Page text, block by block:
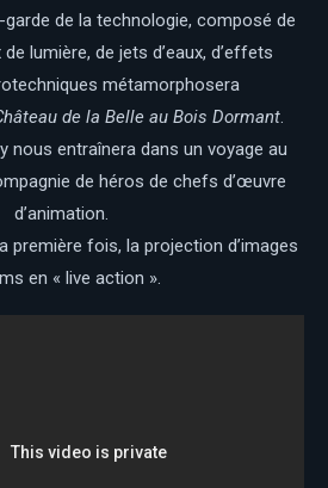
garde de la technologie, composé de
lumière, de jets d’eaux, d’effets
métamorphosera
de la Belle au Bois Dormant.
nous entraînera dans un voyage au
de héros de chefs d’œuvre
d’animation.
première fois, la projection d’images
en « live action ».